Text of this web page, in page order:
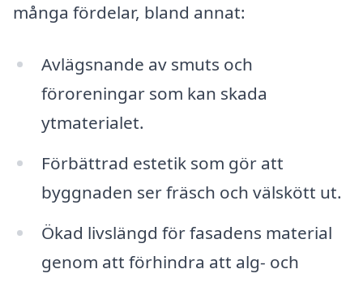
många fördelar, bland annat:
Avlägsnande av smuts och
föroreningar som kan skada
ytmaterialet.
Förbättrad estetik som gör att
byggnaden ser fräsch och välskött ut.
Ökad livslängd för fasadens material
genom att förhindra att alg- och